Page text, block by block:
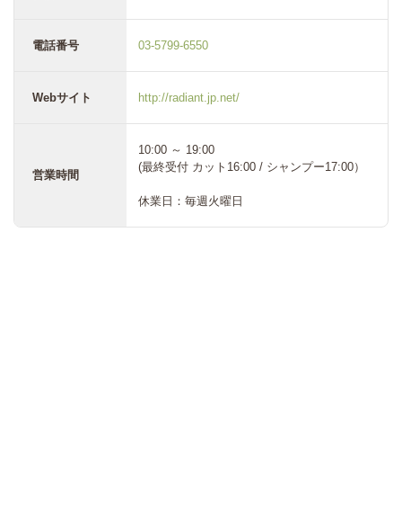
電話番号 03-5799-6550
Webサイト http://radiant.jp.net/
営業時間
10:00 ～ 19:00
(最終受付 カット16:00 / シャンプー17:00）
休業日：毎週火曜日